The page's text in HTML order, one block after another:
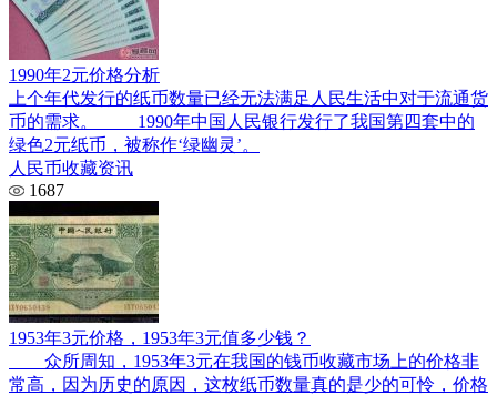
1990年2元价格分析
上个年代发行的纸币数量已经无法满足人民生活中对于流通货
币的需求。 1990年中国人民银行发行了我国第四套中的
绿色2元纸币，被称作‘绿幽灵’。
人民币收藏资讯
1687
1953年3元价格，1953年3元值多少钱？
众所周知，1953年3元在我国的钱币收藏市场上的价格非
常高，因为历史的原因，这枚纸币数量真的是少的可怜，价格